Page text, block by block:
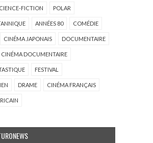
FICTION POLAR
ANNÉES 80 COMÉDIE
CINÉMA JAPONAIS DOCUMENTAIRE
CINÉMA DOCUMENTAIRE
FESTIVAL
DRAME CINÉMA FRANÇAIS